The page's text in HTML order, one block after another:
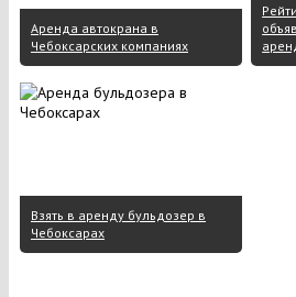
Аренда автокрана в
Чебоксарских компаниях
Взять в аренду бульдозер в
Чебоксарах